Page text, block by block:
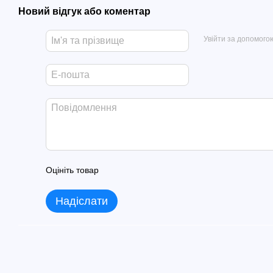
Новий відгук або коментар
Увійти за
Оцініть товар
Надіслати